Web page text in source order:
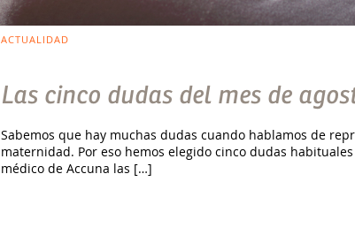
ACTUALIDAD
Las cinco dudas del mes de
Sabemos que hay muchas dudas cuando hablamos de
maternidad. Por eso hemos elegido cinco dudas
médico de Accuna las […]